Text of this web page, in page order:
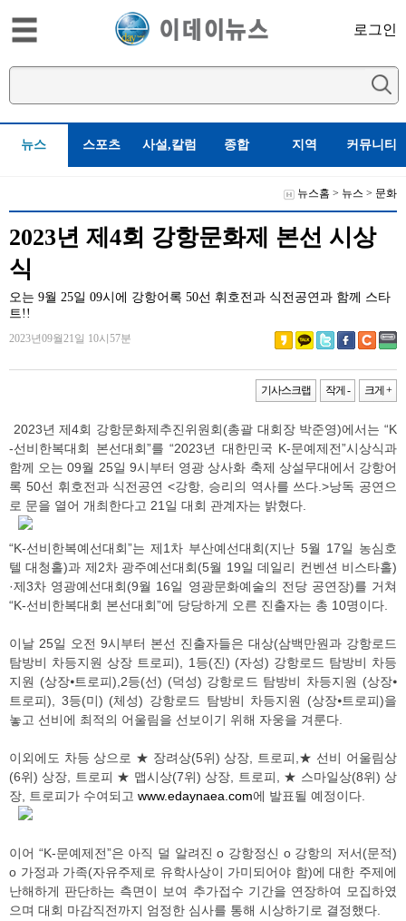
로그인
뉴스 스포츠 사설,칼럼 종합 지역 커뮤니티
뉴스홈 > 뉴스 > 문화
2023년 제4회 강항문화제 본선 시상
식
오는 9월 25일 09시에 강항어록 50선 휘호전과 식전공연과 함께 스타
트!!
2023년09월21일 10시57분
기사스크랩 작게 - 크게 +
2023년 제4회 강항문화제추진위원회(총괄 대회장 박준영)에서는 “K
-선비한복대회 본선대회”를 “2023년 대한민국 K-문예제전”시상식과
함께 오는 09월 25일 9시부터 영광 상사화 축제 상설무대에서 강항어
록 50선 휘호전과 식전공연 <강항, 승리의 역사를 쓰다.>낭독 공연으
로 문을 열어 개최한다고 21일 대회 관계자는 밝혔다.
“K-선비한복예선대회”는 제1차 부산예선대회(지난 5월 17일 농심호
텔 대청홀)과 제2차 광주예선대회(5월 19일 데일리 컨벤션 비스타홀)
·제3차 영광예선대회(9월 16일 영광문화예술의 전당 공연장)를 거쳐
“K-선비한복대회 본선대회”에 당당하게 오른 진출자는 총 10명이다.
이날 25일 오전 9시부터 본선 진출자들은 대상(삼백만원과 강항로드
탐방비 차등지원 상장 트로피), 1등(진) (자성) 강항로드 탐방비 차등
지원 (상장⦁트로피),2등(선) (덕성) 강항로드 탐방비 차등지원 (상장⦁
트로피), 3등(미) (체성) 강항로드 탐방비 차등지원 (상장⦁트로피)을
놓고 선비에 최적의 어울림을 선보이기 위해 자웅을 겨룬다.
이외에도 차등 상으로 ★ 장려상(5위) 상장, 트로피,★ 선비 어울림상
(6위) 상장, 트로피 ★ 맵시상(7위) 상장, 트로피, ★ 스마일상(8위) 상
장, 트로피가 수여되고 www.edaynaea.com에 발표될 예정이다.
이어 “K-문예제전”은 아직 덜 알려진 o 강항정신 o 강항의 저서(문적)
o 가정과 가족(자유주제로 유학사상이 가미되어야 함)에 대한 주제에
난해하게 판단하는 측면이 보여 추가접수 기간을 연장하여 모집하였
으며 대회 마감직전까지 엄정한 심사를 통해 시상하기로 결정했다.